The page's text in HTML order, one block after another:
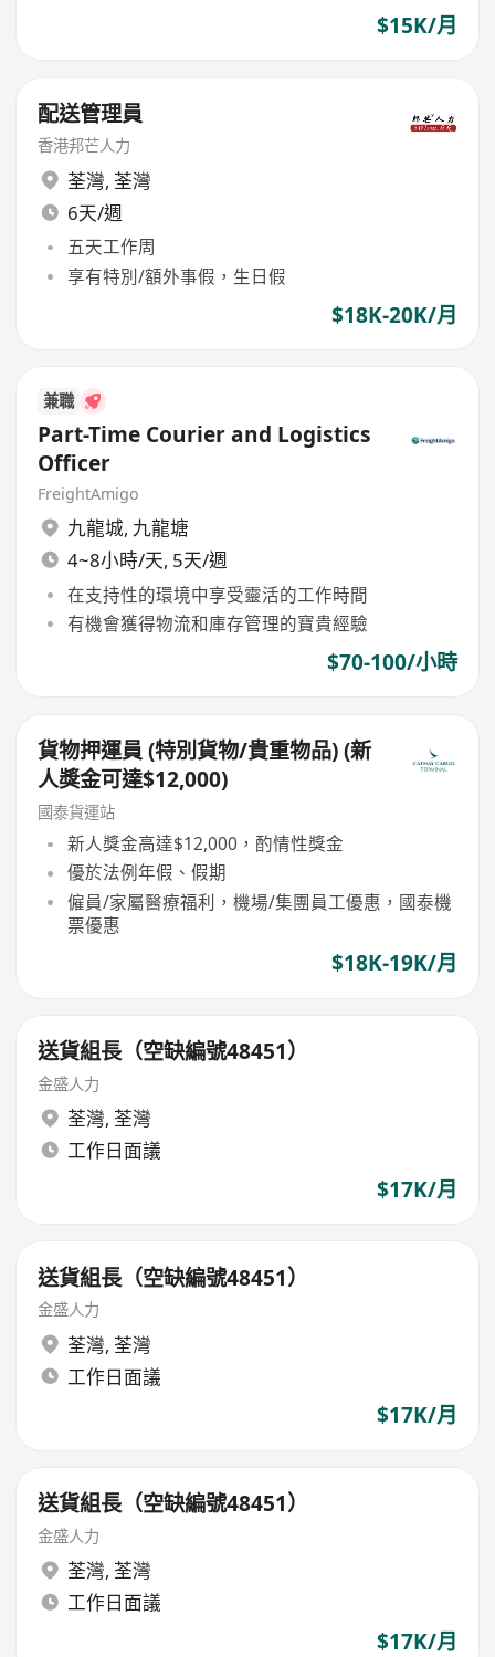
$15K/月
配送管理員
香港邦芒人力
荃灣, 荃灣
6天/週
五天工作周
享有特別/額外事假，生日假
$18K-20K/月
兼職
Part-Time Courier and Logistics
Officer
FreightAmigo
九龍城, 九龍塘
4~8小時/天, 5天/週
在支持性的環境中享受靈活的工作時間
有機會獲得物流和庫存管理的寶貴經驗
$70-100/小時
貨物押運員 (特別貨物/貴重物品) (新
人獎金可達$12,000)
國泰貨運站
新人獎金高達$12,000，酌情性獎金
優於法例年假、假期
僱員/家屬醫療福利，機場/集團員工優惠，國泰機
票優惠
$18K-19K/月
送貨組長（空缺編號48451）
金盛人力
荃灣, 荃灣
工作日面議
$17K/月
送貨組長（空缺編號48451）
金盛人力
荃灣, 荃灣
工作日面議
$17K/月
送貨組長（空缺編號48451）
金盛人力
荃灣, 荃灣
工作日面議
$17K/月